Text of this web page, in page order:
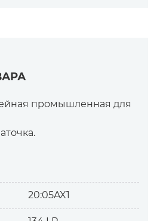
промышленная для
20:05AX1